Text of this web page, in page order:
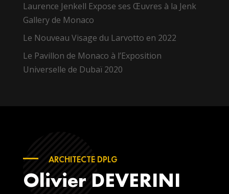
Laurence Jenkell Expose ses Œuvres à la Jenk
Gallery de Monaco
Le Nouveau Visage du Larvotto en 2022
Le Pavillon de Monaco à l’Exposition
Universelle de Dubaï 2020
ARCHITECTE DPLG
Olivier DEVERINI